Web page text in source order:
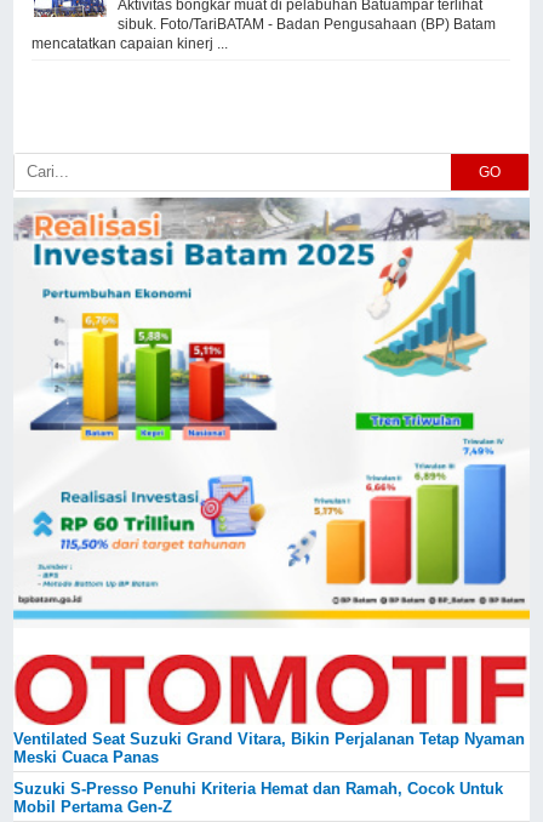
Aktivitas bongkar muat di pelabuhan Batuampar terlihat
sibuk. Foto/TariBATAM - Badan Pengusahaan (BP) Batam
mencatatkan capaian kinerj ...
GO
Ventilated Seat Suzuki Grand Vitara, Bikin Perjalanan Tetap Nyaman
Meski Cuaca Panas
Suzuki S-Presso Penuhi Kriteria Hemat dan Ramah, Cocok Untuk
Mobil Pertama Gen-Z